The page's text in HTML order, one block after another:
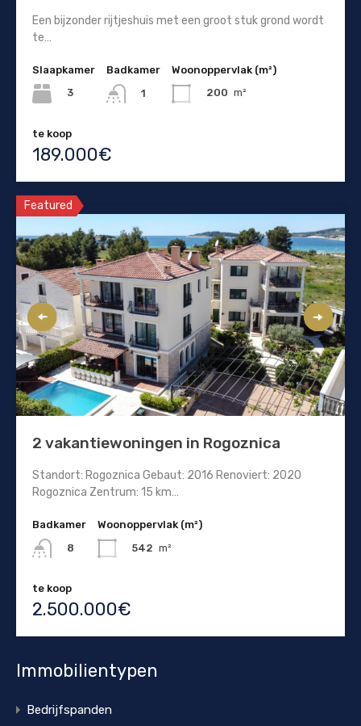
Een bijzonder rijtjeshuis met een groot stuk grond wordt
te…
Slaapkamer
3
Badkamer
1
Woonoppervlak (m²)
200 m²
te koop
189.000€
Featured
2 vakantiewoningen in Rogoznica
Standort: Rogoznica Gebaut: 2016 Renoviert: 2020
Rogoznica Zentrum: 15 km…
Badkamer
8
Woonoppervlak (m²)
542 m²
te koop
2.500.000€
Immobilientypen
Bedrijfspanden